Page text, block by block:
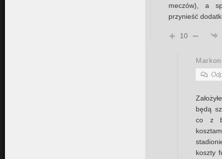
meczów), a
przynieść
10
będą
co z
koszty